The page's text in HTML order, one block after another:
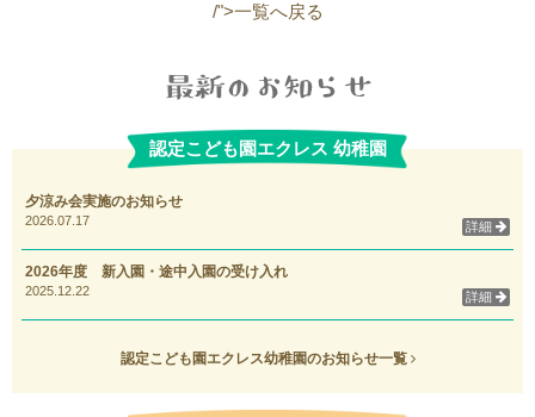
/">一覧へ戻る
認定こども園エクレス 幼稚園
夕涼み会実施のお知らせ
2026.07.17 詳細
2026年度 新入園・途中入園の受け入れ
2025.12.22 詳細
認定こども園エクレス幼稚園のお知らせ一覧